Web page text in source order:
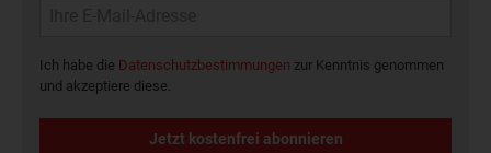
Ich habe die Datenschutzbestimmungen zur Kenntnis genommen
und akzeptiere diese.
Jetzt kostenfrei abonnieren